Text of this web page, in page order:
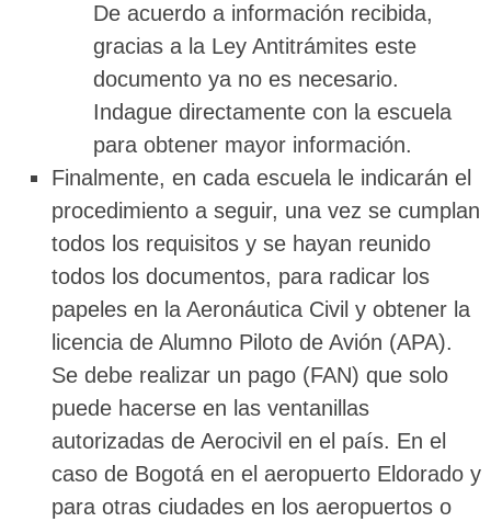
De acuerdo a información recibida,
gracias a la Ley Antitrámites este
documento ya no es necesario.
Indague directamente con la escuela
para obtener mayor información.
Finalmente, en cada escuela le indicarán el
procedimiento a seguir, una vez se cumplan
todos los requisitos y se hayan reunido
todos los documentos, para radicar los
papeles en la Aeronáutica Civil y obtener la
licencia de Alumno Piloto de Avión (APA).
Se debe realizar un pago (FAN) que solo
puede hacerse en las ventanillas
autorizadas de Aerocivil en el país. En el
caso de Bogotá en el aeropuerto Eldorado y
para otras ciudades en los aeropuertos o